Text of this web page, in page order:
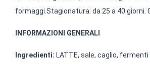
formaggi.Stagionatura: da 25 a 40
INFORMAZIONI GENERALI
Ingredienti: LATTE, sale, caglio, fermenti